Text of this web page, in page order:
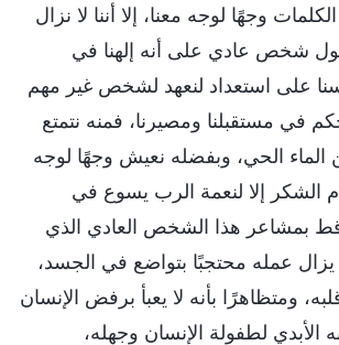
وجهًا لوجه معنا، إلا أننا لا نزال
شخص عادي على أنه إلهنا في
على استعداد لنعهد لشخص غير مهم
في مستقبلنا ومصيرنا، فمنه نتمتع
الماء الحي، وبفضله نعيش وجهًا لوجه
الشكر إلا لنعمة الرب يسوع في
قط بمشاعر هذا الشخص العادي الذي
يزال عمله محتجبًا بتواضع في الجسد،
ومتظاهرًا بأنه لا يعبأ برفض الإنسان
الأبدي لطفولة الإنسان وجهله،